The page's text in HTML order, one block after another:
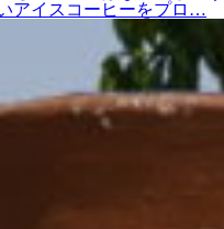
アイスコーヒーをプロ…